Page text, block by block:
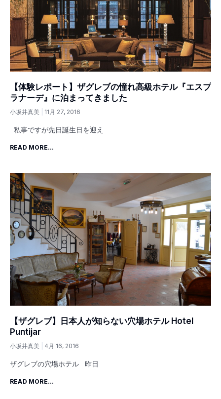
【体験レポート】ザグレブの憧れ高級ホテル『エスプ
ラナーデ』に泊まってきました
小坂井真美 11月 27, 2016
私事ですが先日誕生日を迎え
READ MORE...
【ザグレブ】日本人が知らない穴場ホテル Hotel
Puntijar
小坂井真美 4月 16, 2016
ザグレブの穴場ホテル 昨日
READ MORE...